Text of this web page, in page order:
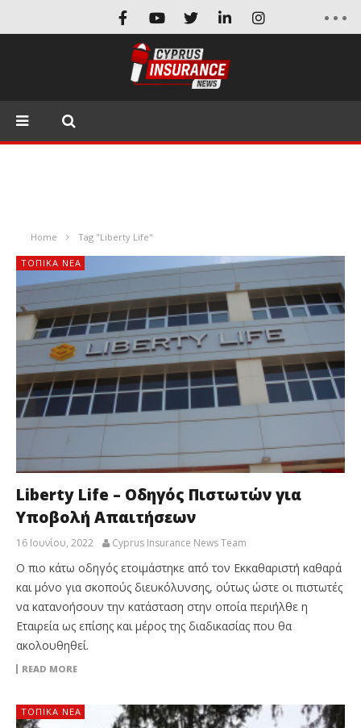
Home Tag "Liberty Life"
ΤΟΠΙΚΑ ΝΕΑ
Liberty Life – Οδηγός Πιστωτών για
Υποβολή Απαιτήσεων
16 Ιουνίου, 2022 Cyprus Insurance News Team
Ο πιο κάτω οδηγός ετοιμάστηκε από τον Εκκαθαριστή καθαρά
και μόνο για σκοπούς διευκόλυνσης, ούτως ώστε οι πιστωτές
να κατανοήσουν την κατάσταση στην οποία περιήλθε η
Εταιρεία ως επίσης και μέρος της διαδικασίας που θα
ακολουθηθεί.
READ MORE
ΤΟΠΙΚΑ ΝΕΑ